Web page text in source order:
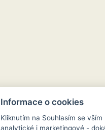
Informace o cookies
Kliknutím na Souhlasím se
analytické i marketingové -